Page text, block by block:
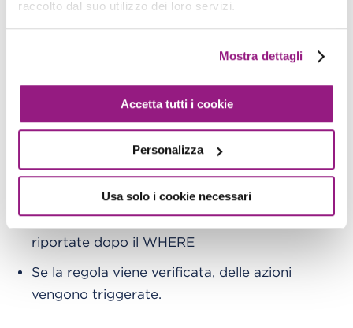
raccolto dal suo utilizzo dei loro servizi.
Mostra dettagli
Accetta tutti i cookie
Personalizza
Usa solo i cookie necessari
aggiungere ultriori condizioni che determinano
Possiamo riassumere gli step effettuati dalle
regole come di seguito:
Una regola viene valutata se è in arrivo un
messaggio sul topic MQTT selezionato.
La regola viene verificata secondo le clausole
riportate dopo il WHERE
Se la regola viene verificata, delle azioni
vengono triggerate.